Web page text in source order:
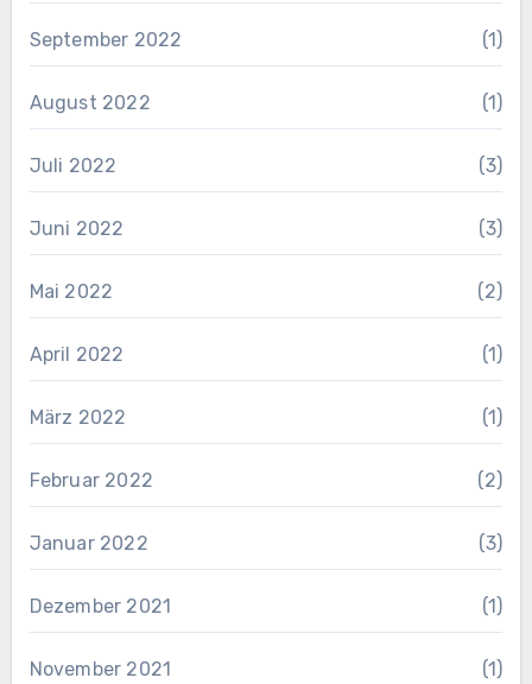
September 2022 (1)
August 2022 (1)
Juli 2022 (3)
Juni 2022 (3)
Mai 2022 (2)
April 2022 (1)
März 2022 (1)
Februar 2022 (2)
Januar 2022 (3)
Dezember 2021 (1)
November 2021 (1)